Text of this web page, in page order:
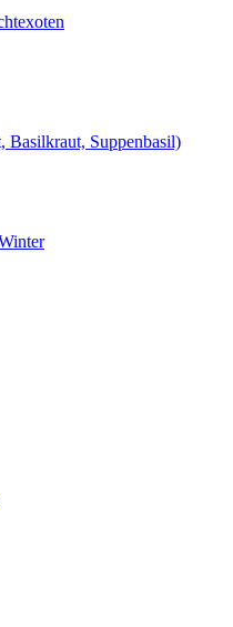
Suppenbasil)